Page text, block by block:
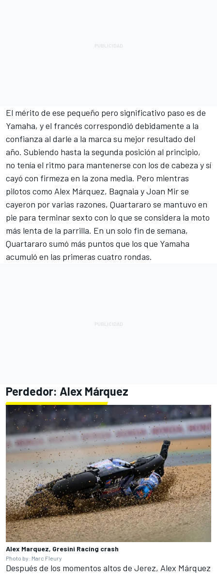
El mérito de ese pequeño pero significativo paso es de
Yamaha, y el francés correspondió debidamente a la
confianza al darle a la marca su mejor resultado del
año. Subiendo hasta la segunda posición al principio,
no tenía el ritmo para mantenerse con los de cabeza y sí
cayó con firmeza en la zona media. Pero mientras
pilotos como Alex Márquez, Bagnaia yJoan Mirse
cayeron por varias razones, Quartararo se mantuvo en
pie para terminar sexto con lo que se considera la moto
más lenta de la parrilla. En un solo fin de semana,
Quartararo sumó más puntos que los que Yamaha
acumuló en las primeras cuatro rondas.
Perdedor: Alex Márquez
Alex Marquez, Gresini Racing crash
Photo by: Marc Fleury
Después de los momentos altos de Jerez, Alex Márquez